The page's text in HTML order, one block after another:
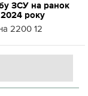
ЗСУ на ранок
року
2200 12